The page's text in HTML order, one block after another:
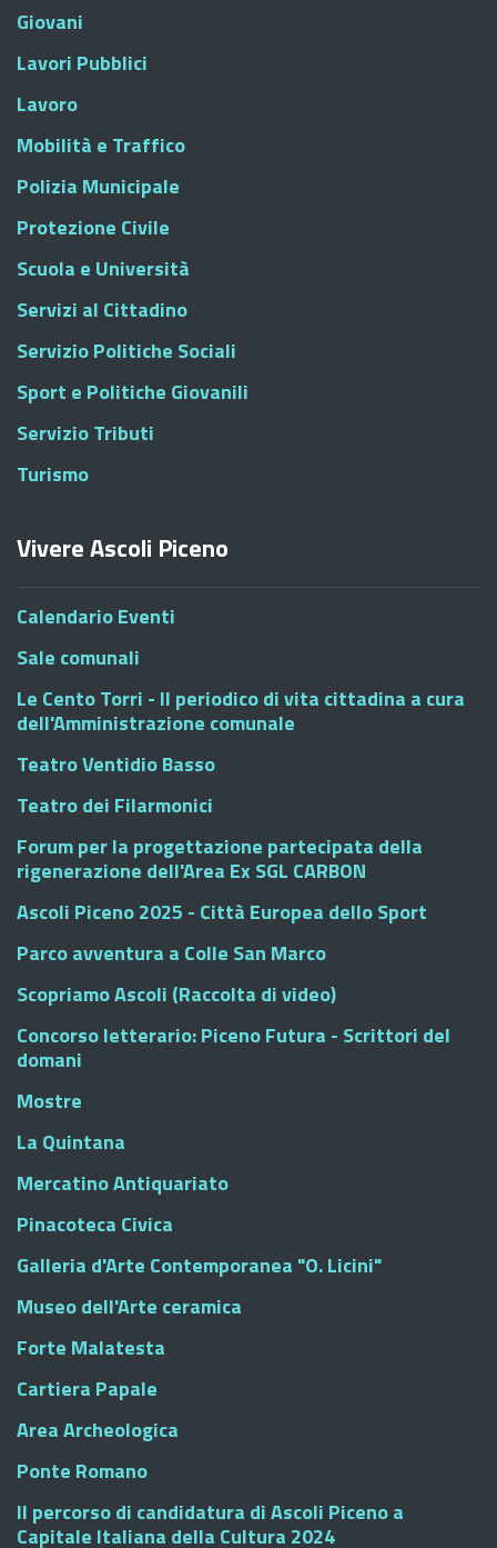
Giovani
Lavori Pubblici
Lavoro
Mobilità e Traffico
Polizia Municipale
Protezione Civile
Scuola e Università
Servizi al Cittadino
Servizio Politiche Sociali
Sport e Politiche Giovanili
Servizio Tributi
Turismo
Vivere Ascoli Piceno
Calendario Eventi
Sale comunali
Le Cento Torri - Il periodico di vita cittadina a cura
dell'Amministrazione comunale
Teatro Ventidio Basso
Teatro dei Filarmonici
Forum per la progettazione partecipata della
rigenerazione dell'Area Ex SGL CARBON
Ascoli Piceno 2025 - Città Europea dello Sport
Parco avventura a Colle San Marco
Scopriamo Ascoli (Raccolta di video)
Concorso letterario: Piceno Futura - Scrittori del
domani
Mostre
La Quintana
Mercatino Antiquariato
Pinacoteca Civica
Galleria d'Arte Contemporanea "O. Licini"
Museo dell'Arte ceramica
Forte Malatesta
Cartiera Papale
Area Archeologica
Ponte Romano
Il percorso di candidatura di Ascoli Piceno a
Capitale Italiana della Cultura 2024